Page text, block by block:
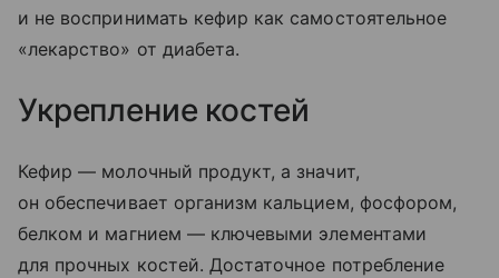
и не воспринимать кефир как самостоятельное
«лекарство» от диабета.
Укрепление костей
Кефир — молочный продукт, а значит,
он обеспечивает организм кальцием, фосфором,
белком и магнием — ключевыми элементами
для прочных костей. Достаточное потребление